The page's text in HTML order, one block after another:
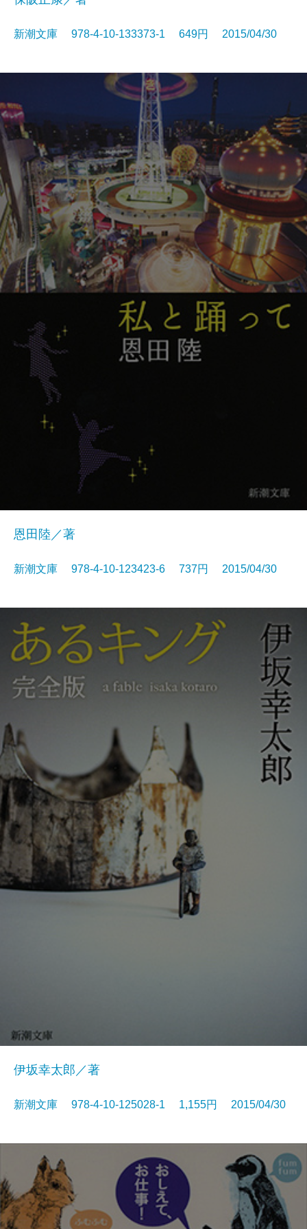
新潮文庫 978-4-10-133373-1 649円 2015/04/30
恩田陸／著
新潮文庫 978-4-10-123423-6 737円 2015/04/30
伊坂幸太郎／著
新潮文庫 978-4-10-125028-1 1,155円 2015/04/30